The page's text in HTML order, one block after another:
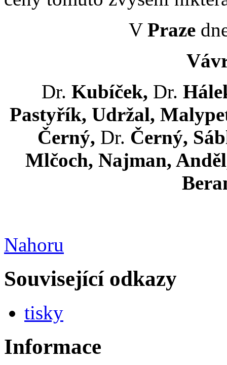
V Praze
Dr. Kubíček, Dr.
Pastyřík, Udržal,
Černý, Dr. Černý,
Mlčoch, Najman,
Nahoru
Související odkazy
tisky
Informace